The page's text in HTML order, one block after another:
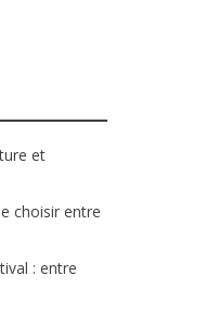
et
choisir entre
: entre